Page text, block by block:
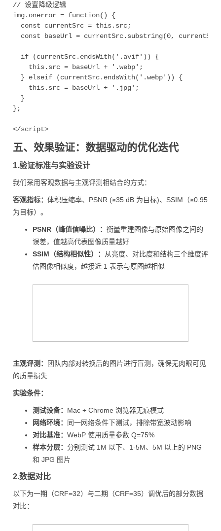
// 设置降级逻辑
img.onerror = function() {
  const currentSrc = this.src;
const baseUrl = currentSrc.substring(0,
  if (currentSrc.endsWith('.avif')) {
    this.src = baseUrl + '.webp';
  } elseif (currentSrc.endsWith('.webp')) {
    this.src = baseUrl + '.jpg';
  }
};
</script>
五、效果验证：数据驱动的优化迭代
1.验证标准与实验设计
我们采用客观数据与主观评测相结合的方式：
客观指标： 体积压缩率、PSNR (≥35 dB 为目标)、SSIM（≥0.95
为目标）。
PSNR（峰值信噪比）： 衡量重建图像与原始图像之间的
误差，值越高代表图像质量越好
SSIM（结构相似性）：
从亮度、对比度和结构三个维度评
估图像相似度，越接近 1 表示与原图越相似
主观评测：
团队内部对转换后的图片进行盲测，确保无肉眼可见
的质量损失
实验条件：
测试设备： Mac + Chrome 浏览器无痕模式
网络环境：
同一网络条件下测试，排除带宽波动影响
对比基准： WebP 使用质量参数 Q=75%
样本分层： 分别测试 1M 以下、1-5M、5M 以上的 PNG
和 JPG 图片
2.数据对比
以下为一期（CRF=32）与二期（CRF=35）调优后的部分数据
对比：